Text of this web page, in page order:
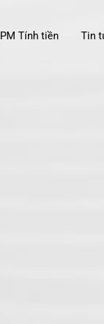
PM Tính tiền Tin